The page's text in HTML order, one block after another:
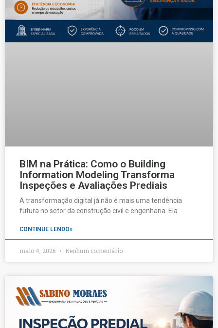
BIM na Prática: Como o Building
Information Modeling Transforma
Inspeções e Avaliações Prediais
A transformação digital já não é mais uma tendência
futura no setor da construção civil e engenharia. Ela
CONTINUE LENDO»
maio 4, 2026 Nenhum comentário